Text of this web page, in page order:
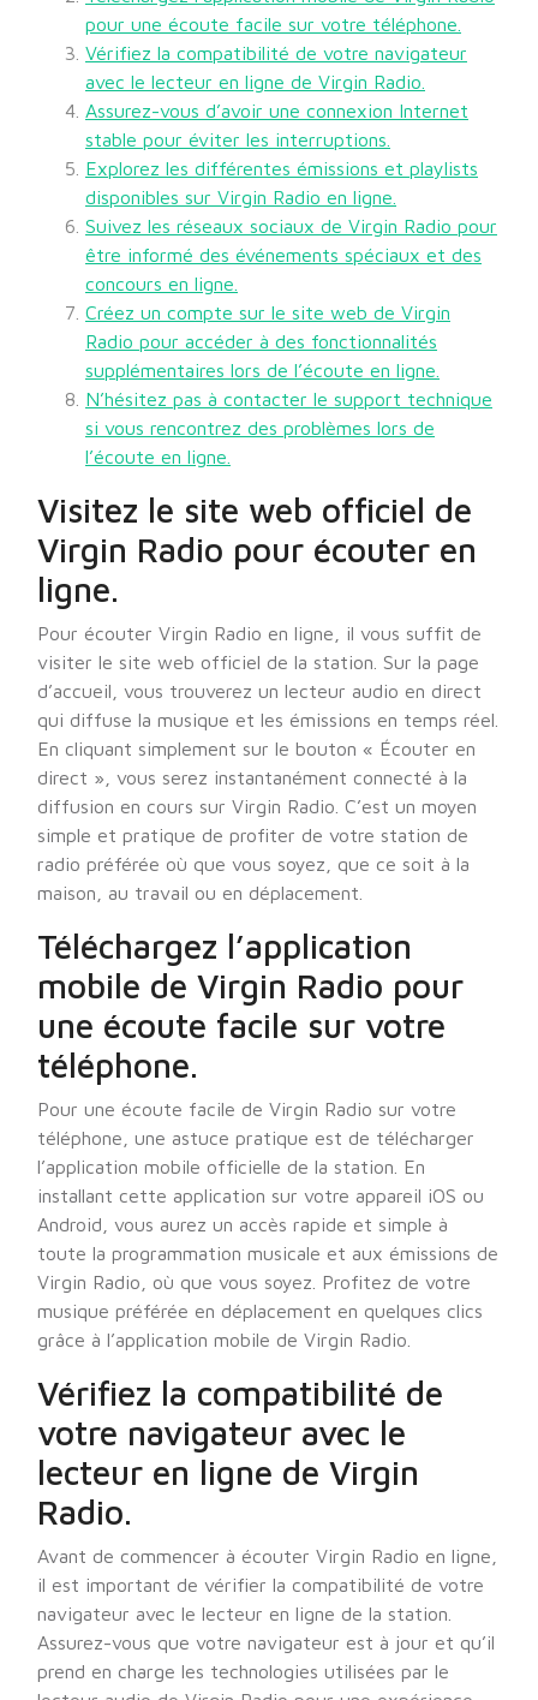
pour une écoute facile sur votre téléphone.
Vérifiez la compatibilité de votre navigateur
avec le lecteur en ligne de Virgin Radio.
Assurez-vous d’avoir une connexion Internet
stable pour éviter les interruptions.
Explorez les différentes émissions et playlists
disponibles sur Virgin Radio en ligne.
Suivez les réseaux sociaux de Virgin Radio pour
être informé des événements spéciaux et des
concours en ligne.
Créez un compte sur le site web de Virgin
Radio pour accéder à des fonctionnalités
supplémentaires lors de l’écoute en ligne.
N’hésitez pas à contacter le support technique
si vous rencontrez des problèmes lors de
l’écoute en ligne.
Visitez le site web officiel de
Virgin Radio pour écouter en
ligne.
Pour écouter Virgin Radio en ligne, il vous suffit de
visiter le site web officiel de la station. Sur la page
d’accueil, vous trouverez un lecteur audio en direct
qui diffuse la musique et les émissions en temps réel.
En cliquant simplement sur le bouton « Écouter en
direct », vous serez instantanément connecté à la
diffusion en cours sur Virgin Radio. C’est un moyen
simple et pratique de profiter de votre station de
radio préférée où que vous soyez, que ce soit à la
maison, au travail ou en déplacement.
Téléchargez l’application
mobile de Virgin Radio pour
une écoute facile sur votre
téléphone.
Pour une écoute facile de Virgin Radio sur votre
téléphone, une astuce pratique est de télécharger
l’application mobile officielle de la station. En
installant cette application sur votre appareil iOS ou
Android, vous aurez un accès rapide et simple à
toute la programmation musicale et aux émissions de
Virgin Radio, où que vous soyez. Profitez de votre
musique préférée en déplacement en quelques clics
grâce à l’application mobile de Virgin Radio.
Vérifiez la compatibilité de
votre navigateur avec le
lecteur en ligne de Virgin
Radio.
Avant de commencer à écouter Virgin Radio en ligne,
il est important de vérifier la compatibilité de votre
navigateur avec le lecteur en ligne de la station.
Assurez-vous que votre navigateur est à jour et qu’il
prend en charge les technologies utilisées par le